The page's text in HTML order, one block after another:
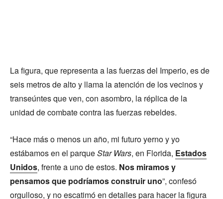
La figura, que representa a las fuerzas del Imperio, es de
seis metros de alto y llama la atención de los vecinos y
transeúntes que ven, con asombro, la réplica de la
unidad de combate contra las fuerzas rebeldes.
“Hace más o menos un año, mi futuro yerno y yo
estábamos en el parqueStar Wars, en Florida, Estados
Unidos, frente a uno de estos. Nos miramos y
pensamos que podríamos construir uno”, confesó
orgulloso, y no escatimó en detalles para hacer la figura